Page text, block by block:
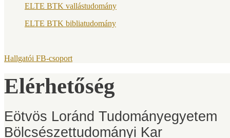
ELTE BTK vallástudomány
ELTE BTK bibliatudomány
Hallgatói FB-csoport
Elérhetőség
Eötvös Loránd Tudományegyetem
Bölcsészettudományi Kar